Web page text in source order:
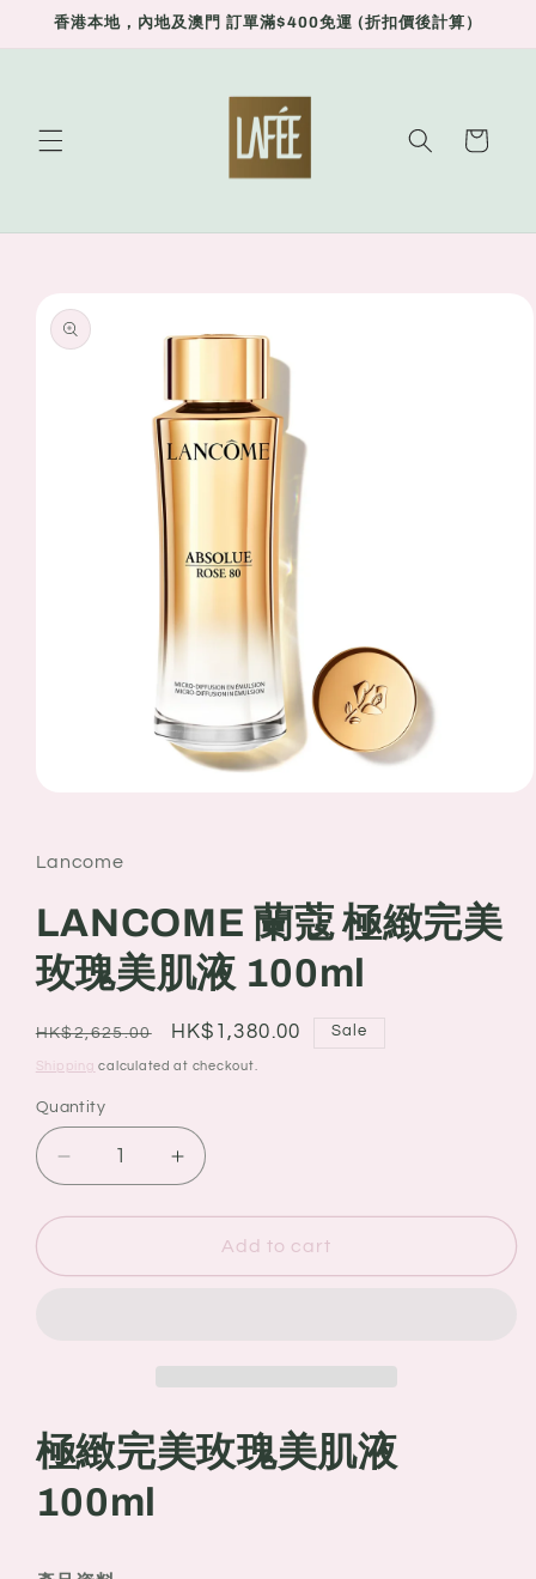
Skip to
香港本地，內地及澳門 訂單滿$400免運 (折扣價後計算）
Cart
product
information
in
modal
Lancome
LANCOME 蘭蔻 極緻完美
玫瑰美肌液 100ml
Regular
price
HK$2,625.00
Sale
price
HK$1,380.00 Sale
Shipping calculated at checkout.
Quantity
Quantity
Decrease
quantity
for
蘭
美
玫
瑰
美
Increase
quantity
for
LANCOME
蘭
緻
美
玫
Add to cart
極緻完美玫瑰美肌液
100ml